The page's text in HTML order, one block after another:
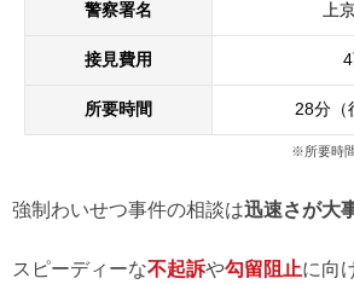
警察署名 上
接見費用
所要時間 28分（
※所要時
強制わいせつ事件の相談は迅速さが大
スピーディーな不起訴や勾留阻止に向